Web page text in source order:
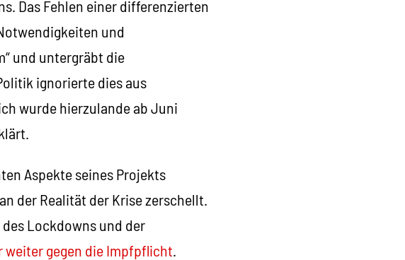
Das Fehlen einer differenzierten
und
und untergräbt die
ignorierte dies aus
wurde hierzulande ab Juni
Aspekte seines Projekts
der Realität der Krise zerschellt.
Lockdowns und der
weiter gegen die Impfpflicht.